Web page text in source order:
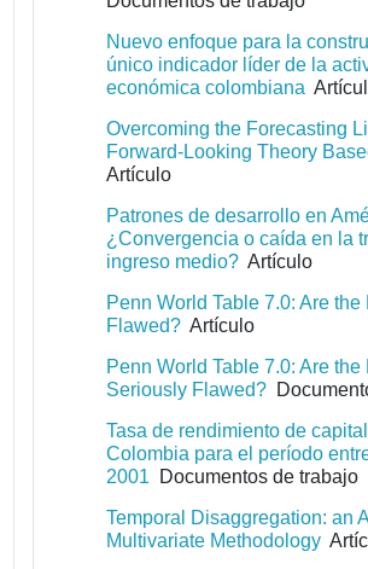
Nuevo enfoque para la
único indicador líder de la
económica colombiana
Overcoming the Forecasting
Forward-Looking Theory
Artículo
Patrones de desarrollo en
¿Convergencia o caída en la
ingreso medio? Artículo
Penn World Table 7.0: Are the
Flawed? Artículo
Penn World Table 7.0: Are the
Seriously Flawed?
Tasa de rendimiento de
Colombia para el período
2001 Documentos de trabajo
Temporal Disaggregation: an
Multivariate Methodology